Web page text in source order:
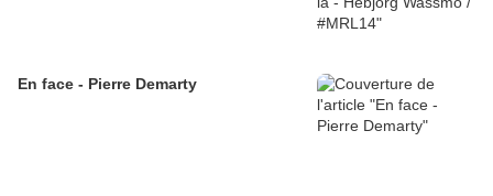
En face - Pierre Demarty